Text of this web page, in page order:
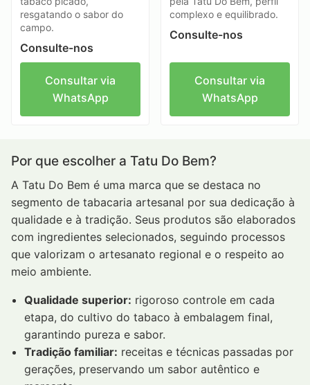
resgatando o sabor do
campo.
Consulte-nos
Consultar via
WhatsApp
complexo e equilibrado.
Consulte-nos
Consultar via
WhatsApp
Por que escolher a Tatu Do Bem?
A Tatu Do Bem é uma marca que se destaca no
segmento de tabacaria artesanal por sua dedicação à
qualidade e à tradição. Seus produtos são elaborados
com ingredientes selecionados, seguindo processos
que valorizam o artesanato regional e o respeito ao
meio ambiente.
Qualidade superior: rigoroso controle em cada
etapa, do cultivo do tabaco à embalagem final,
garantindo pureza e sabor.
Tradição familiar: receitas e técnicas passadas por
gerações, preservando um sabor autêntico e